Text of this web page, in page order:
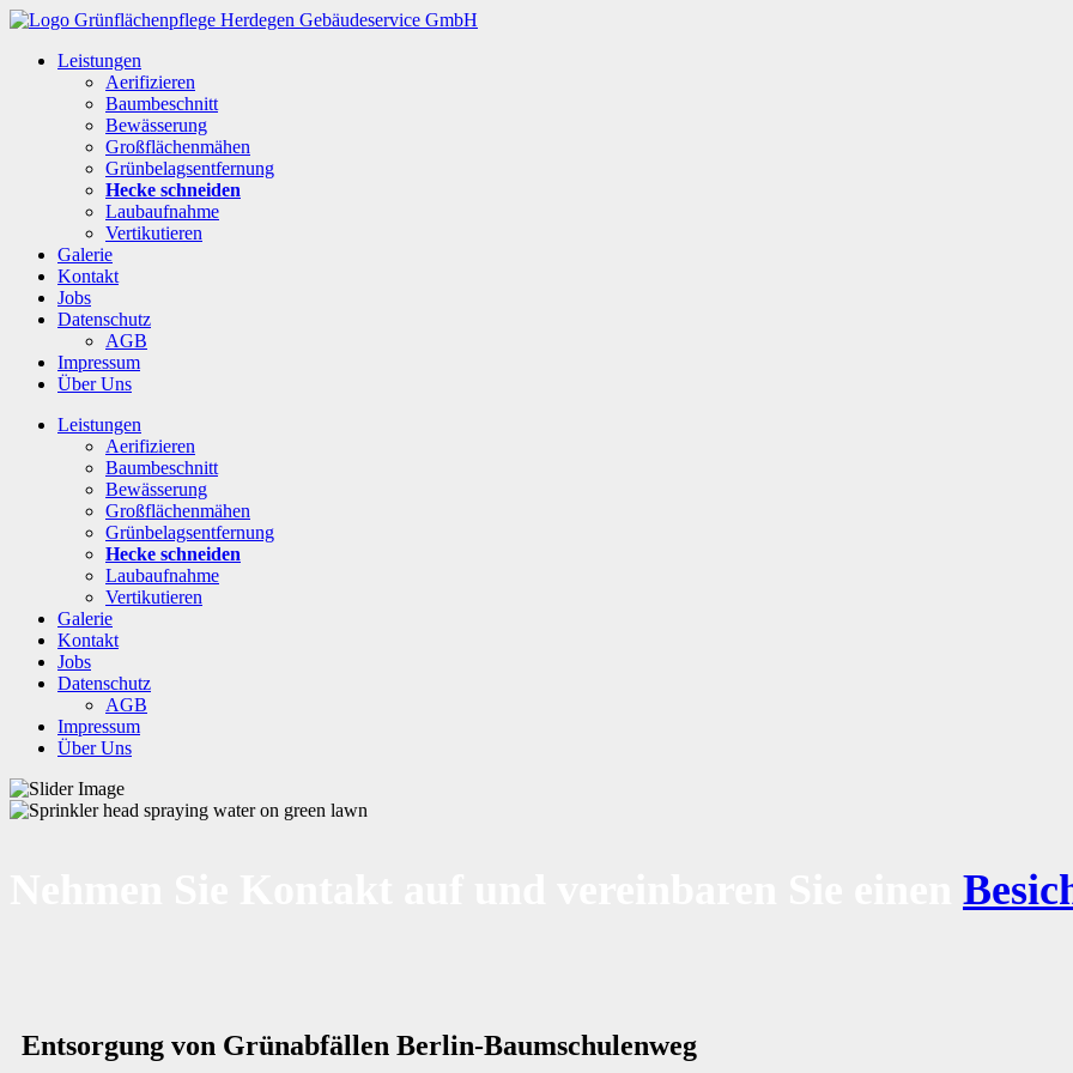
Leistungen
Aerifizieren
Baumbeschnitt
Bewässerung
Großflächenmähen
Grünbelagsentfernung
Hecke schneiden
Laubaufnahme
Vertikutieren
Galerie
Kontakt
Jobs
Datenschutz
AGB
Impressum
Über Uns
Leistungen
Aerifizieren
Baumbeschnitt
Bewässerung
Großflächenmähen
Grünbelagsentfernung
Hecke schneiden
Laubaufnahme
Vertikutieren
Galerie
Kontakt
Jobs
Datenschutz
AGB
Impressum
Über Uns
Entsorgung von Grünabfällen Berlin-Baumschulenweg